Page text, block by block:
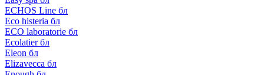
ECHOS Line бл
Eco histeria бл
ECO laboratorie бл
Ecolatier бл
Eleon бл
Elizavecca бл